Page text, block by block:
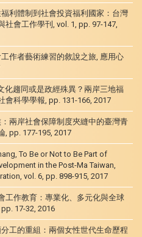
利體制到社會投資福利國家：台灣
社會工作學刊, vol. 1, pp. 97-147,
作者藝術練習的敘說之旅, 應用心
化趨同或是政經殊異？兩岸三地福
會科學學報, pp. 131-166, 2017
兩岸社會保障制度夾縫中的臺灣青
, pp. 177-195, 2017
To Be or Not to Be Part of
in the Post-Ma Taiwan,
vol. 6, pp. 898-915, 2017
工作教育：專業化、多元化與全球
17-32, 2016
工的重組：兩個女性世代生命歷程